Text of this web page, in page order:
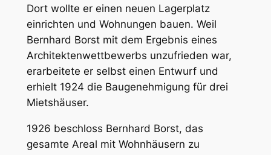
Dort wollte er einen neuen Lagerplatz
einrichten und Wohnungen bauen. Weil
Bernhard Borst mit dem Ergebnis eines
Architektenwettbewerbs unzufrieden war,
erarbeitete er selbst einen Entwurf und
erhielt 1924 die Baugenehmigung für drei
Mietshäuser.
1926 beschloss Bernhard Borst, das
gesamte Areal mit Wohnhäusern zu